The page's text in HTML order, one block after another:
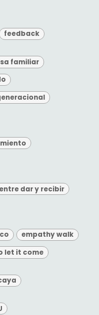
feedback
familiar
dar y recibir
empathy walk
let it come